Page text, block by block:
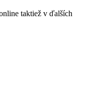
taktiež v ďalších